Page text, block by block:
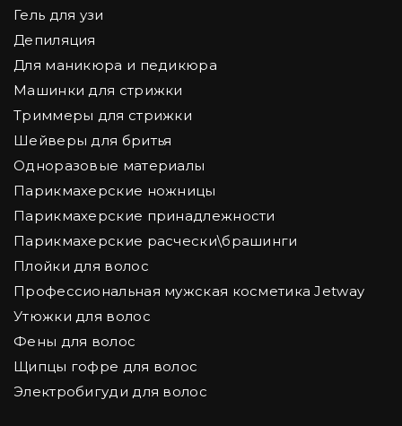
Гель для узи
Депиляция
Для маникюра и педикюра
Машинки для стрижки
Триммеры для стрижки
Шейверы для бритья
Одноразовые материалы
Парикмахерские ножницы
Парикмахерские принадлежности
Парикмахерские расчески\брашинги
Плойки для волос
Профессиональная мужская косметика Jetway
Утюжки для волос
Фены для волос
Щипцы гофре для волос
Электробигуди для волос